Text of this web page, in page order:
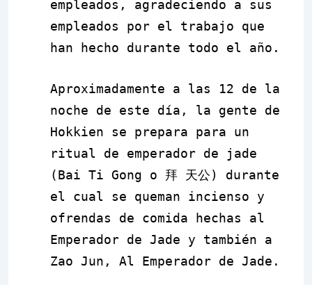
empleados, agradeciendo a sus
empleados por el trabajo que
han hecho durante todo el año.
Aproximadamente a las 12 de la
noche de este día, la gente de
Hokkien se prepara para un
ritual de emperador de jade
(Bai Ti Gong o 拜 天公) durante
el cual se queman incienso y
ofrendas de comida hechas al
Emperador de Jade y también a
Zao Jun, Al Emperador de Jade.